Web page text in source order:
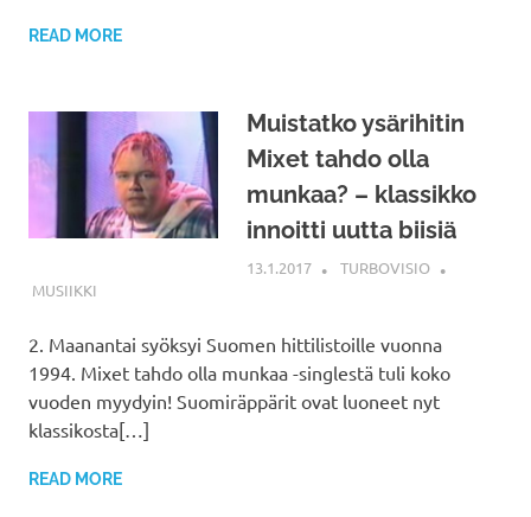
READ MORE
Muistatko ysärihitin
Mixet tahdo olla
munkaa? – klassikko
innoitti uutta biisiä
13.1.2017
TURBOVISIO
MUSIIKKI
2. Maanantai syöksyi Suomen hittilistoille vuonna
1994. Mixet tahdo olla munkaa -singlestä tuli koko
vuoden myydyin! Suomiräppärit ovat luoneet nyt
klassikosta[…]
READ MORE